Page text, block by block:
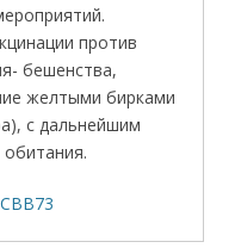
против
бешенства,
желтыми бирками
с дальнейшим